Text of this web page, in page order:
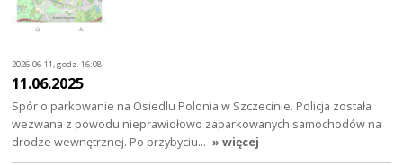
2026-06-11, godz. 16:08
11.06.2025
Spór o parkowanie na Osiedlu Polonia w Szczecinie. Policja została
wezwana z powodu nieprawidłowo zaparkowanych samochodów na
drodze wewnętrznej. Po przybyciu… » więcej